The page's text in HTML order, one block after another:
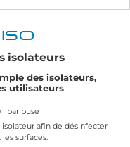
isolateurs
des isolateurs,
utilisateurs
l par buse
afin de désinfecter
surfaces.